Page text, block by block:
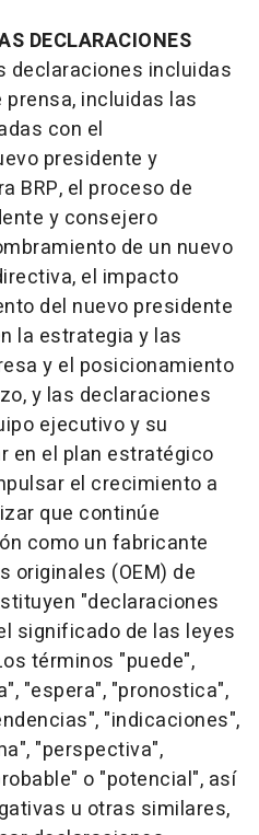
DECLARACIONES
declaraciones incluidas
incluidas las
con el
presidente y
BRP, el proceso de
y consejero
de un nuevo
el impacto
del nuevo presidente
la estrategia y las
y el posicionamiento
y las declaraciones
ejecutivo y su
en el plan estratégico
el crecimiento a
que continúe
como un fabricante
originales (OEM) de
"declaraciones
significado de las leyes
términos "puede",
"espera", "pronostica",
"indicaciones",
"perspectiva",
o "potencial", así
u otras similares,